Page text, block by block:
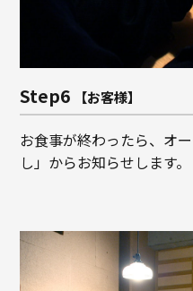
Step6 【お客様】
お食事が終わったら、オ
し」からお知らせします。